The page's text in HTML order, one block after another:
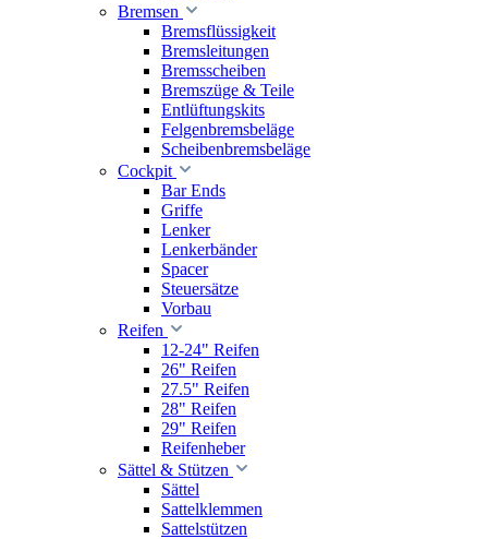
Bremsen
Bremsflüssigkeit
Bremsleitungen
Bremsscheiben
Bremszüge & Teile
Entlüftungskits
Felgenbremsbeläge
Scheibenbremsbeläge
Cockpit
Bar Ends
Griffe
Lenker
Lenkerbänder
Spacer
Steuersätze
Vorbau
Reifen
12-24" Reifen
26" Reifen
27.5" Reifen
28" Reifen
29" Reifen
Reifenheber
Sättel & Stützen
Sättel
Sattelklemmen
Sattelstützen